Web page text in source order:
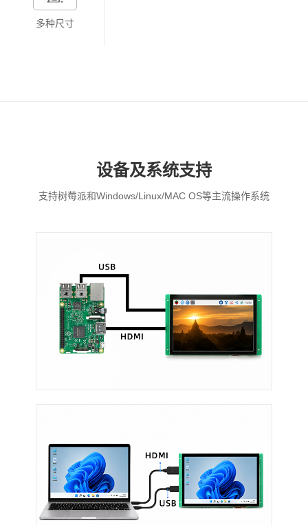
多种尺寸
设备及系统支持
支持树莓派和Windows/Linux/MAC OS等主流操作系统